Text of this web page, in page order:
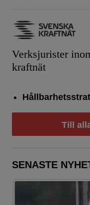
Verksjurister
kraftnät
Till
SENASTE